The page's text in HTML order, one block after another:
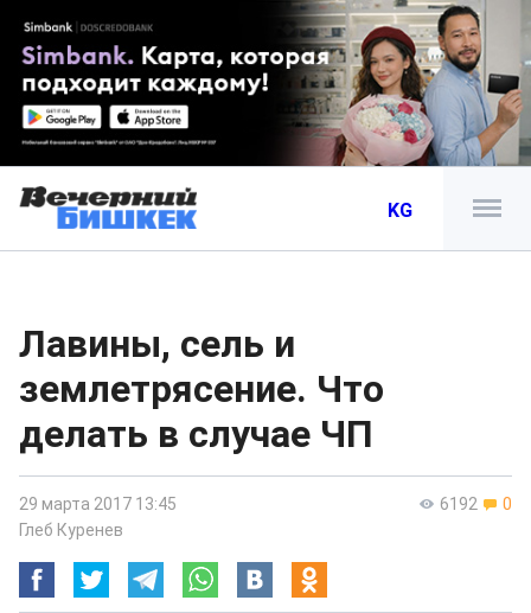
KG
Лавины, сель и
землетрясение. Что
делать в случае ЧП
6192 0
29 марта 2017 13:45
Глеб Куренев